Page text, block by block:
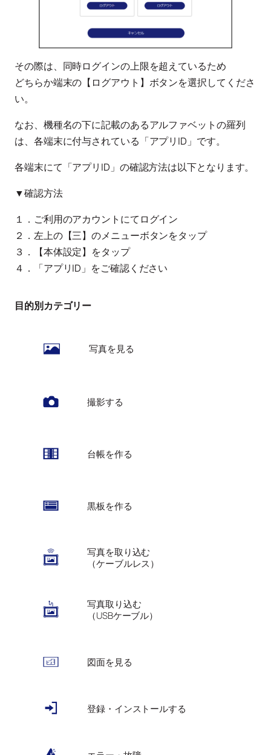
目的別カテゴリー
写真を見る
撮影する
台帳を作る
黒板を作る
写真を取り込む
（ケーブルレス）
写真取り込む
（USBケーブル）
図面を見る
登録・インストールする
その際は、同時ログインの上限を超えているため
どちらか端末の【ログアウト】ボタンを選択してくださ
い。
なお、機種名の下に記載のあるアルファベットの羅列
は、各端末に付与されている「アプリID」です。
各端末にて「アプリID」の確認方法は以下となります。
▼確認方法
１．ご利用のアカウントにてログイン
２．左上の【三】のメニューボタンをタップ
３．【本体設定】をタップ
４．「アプリID」をご確認ください